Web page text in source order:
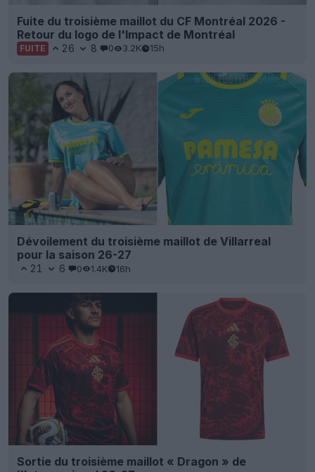
Fuite du troisième maillot du CF Montréal 2026 -
Retour du logo de l'Impact de Montréal
FUITE 26 8 0 3.2K 15h
Dévoilement du troisième maillot de Villarreal
pour la saison 26-27
21 6 0 1.4K 16h
Sortie du troisième maillot « Dragon » de